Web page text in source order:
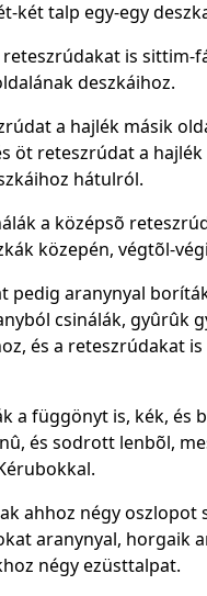
két talp egy-egy
reteszrúdakat is sittim-
deszkáihoz.
a hajlék másik
öt reteszrúdat a
hátulról.
a középsõ
közepén, végtõl-
pedig aranynyal
csinálák, gyûrûk
és a reteszrúdakat
a függönyt is, kék, és
és sodrott lenbõl,
ahhoz négy oszlopot
aranynyal, horgaik
négy ezüsttalpat.